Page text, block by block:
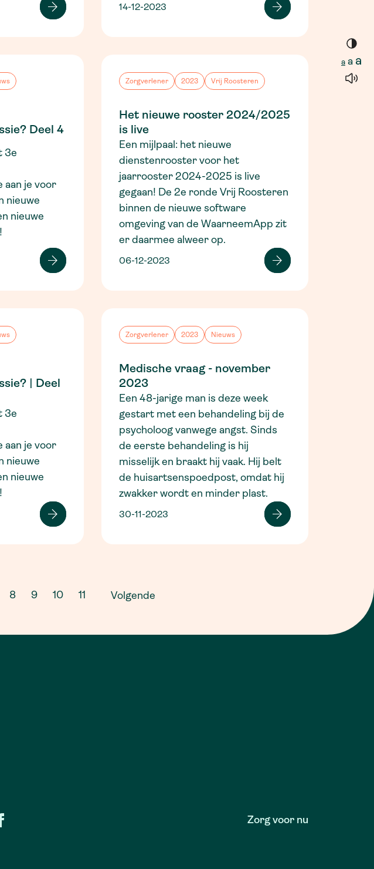
a a a
14-12-2023
Deel 4
3e
aan je voor
nieuwe
nieuwe
Zorgverlener 2023 Vrij Roosteren
Het nieuwe rooster 2024/2025
is live
Een mijlpaal: het nieuwe
dienstenrooster voor het
jaarrooster 2024-2025 is live
gegaan! De 2e ronde Vrij Roosteren
binnen de nieuwe software
omgeving van de WaarneemApp zit
er daarmee alweer op.
06-12-2023
| Deel
3e
aan je voor
nieuwe
nieuwe
Zorgverlener 2023 Nieuws
Medische vraag - november
2023
Een 48-jarige man is deze week
gestart met een behandeling bij de
psycholoog vanwege angst. Sinds
de eerste behandeling is hij
misselijk en braakt hij vaak. Hij belt
de huisartsenspoedpost, omdat hij
zwakker wordt en minder plast.
30-11-2023
8 9 10 11 Volgende
Zorg voor nu